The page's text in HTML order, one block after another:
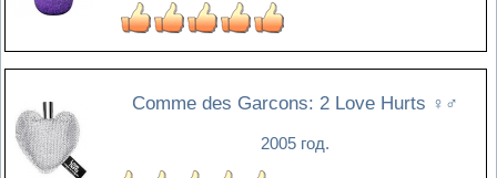
Comme des Garcons: 2 Love Hurts ♀♂
2005 год.